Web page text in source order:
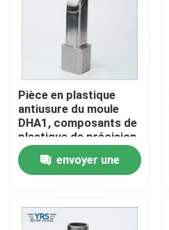
Contactez-nous
Nouvelles
Cas
Pièces usinées par
La commande numérique
Pièce en plastique
antiusure du moule
DHA1, composants de
plastique de précision
de la tolérance
0.01mmenvoyer une